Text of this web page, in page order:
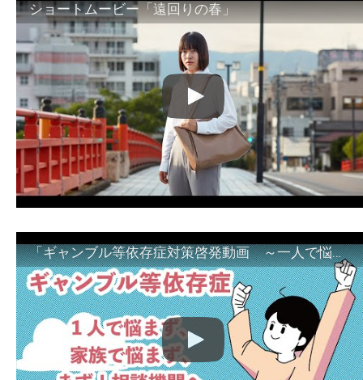
ショートムービー「遠回りの春」
「ギャンブル等依存症対策啓発動画 ～一人で悩まず、家族で悩まず、まず！相談機関へ～」